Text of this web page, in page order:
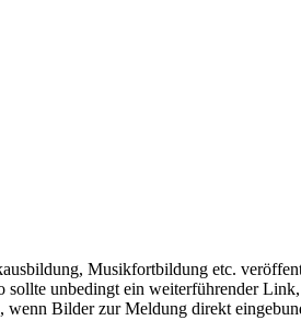
Musikfortbildung etc.
sollte unbedingt ein weiterführender
wenn Bilder zur Meldung direkt